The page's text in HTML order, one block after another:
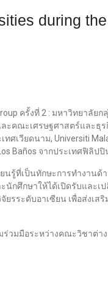
during
ครั้งที่ 2 : มหาวิทยาลัย
คณะเศรษฐศาสตร์และธุร
ศเวียดนาม, Universiti
Baños จากประเทศฟิลิป
นรู้ที่เป็นทักษะการทำงาน
นักศึกษาให้ได้เปิดรับแล
รระดับอาเซียน เพื่อส่งเ
วมมือระหว่างคณะวิชาต่า